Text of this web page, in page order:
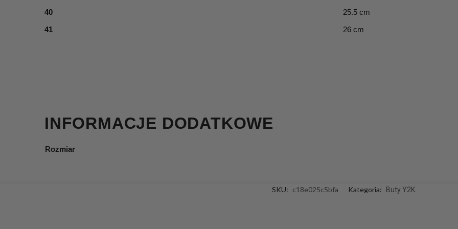
40
25.5 cm
41
26 cm
INFORMACJE DODATKOWE
Rozmiar
SKU: c18e025c5bfa Kategoria: Buty Y2K